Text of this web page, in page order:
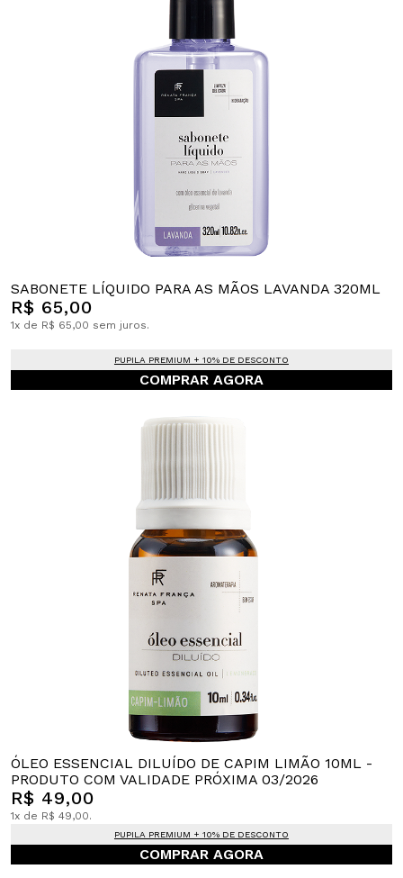
SABONETE LÍQUIDO PARA AS MÃOS LAVANDA 320ML
R$ 65,00
1x de R$ 65,00 sem juros.
PUPILA PREMIUM + 10% DE DESCONTO
COMPRAR AGORA
ÓLEO ESSENCIAL DILUÍDO DE CAPIM LIMÃO 10ML -
PRODUTO COM VALIDADE PRÓXIMA 03/2026
R$ 49,00
1x de R$ 49,00.
PUPILA PREMIUM + 10% DE DESCONTO
COMPRAR AGORA